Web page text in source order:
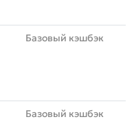
Базовый кэшбэк
Базовый кэшбэк